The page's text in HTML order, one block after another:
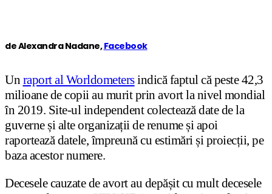
de Alexandra Nadane,Facebook
Un raport al Worldometersindică faptul că peste 42,3
milioane de copii au murit prin avort la nivel mondial
în 2019. Site-ul independent colectează date de la
guverne și alte organizații de renume și apoi
raportează datele, împreună cu estimări și proiecții, pe
baza acestor numere.
Decesele cauzate de avort au depășit cu mult decesele